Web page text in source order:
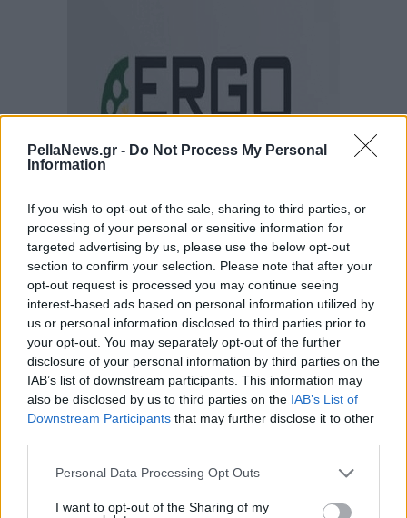
PellaNews.gr - Do Not Process My Personal
Information
If you wish to opt-out of the sale, sharing to third parties, or
processing of your personal or sensitive information for
targeted advertising by us, please use the below opt-out
section to confirm your selection. Please note that after your
opt-out request is processed you may continue seeing
interest-based ads based on personal information utilized by
us or personal information disclosed to third parties prior to
your opt-out. You may separately opt-out of the further
disclosure of your personal information by third parties on the
IAB’s list of downstream participants. This information may
also be disclosed by us to third parties on the IAB’s List of
Downstream Participants that may further disclose it to other
Personal Data Processing Opt Outs
I want to opt-out of the Sharing of my